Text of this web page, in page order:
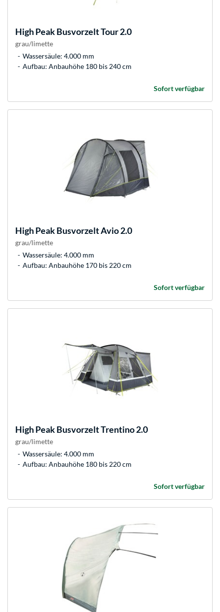
High PeakBusvorzelt Tour 2.0
grau/limette
Wassersäule: 4.000 mm
Aufbau: Anbauhöhe 180 bis 240 cm
Sofort verfügbar
High PeakBusvorzelt Avio 2.0
grau/limette
Wassersäule: 4.000 mm
Aufbau: Anbauhöhe 170 bis 220 cm
Sofort verfügbar
High PeakBusvorzelt Trentino 2.0
grau/limette
Wassersäule: 4.000 mm
Aufbau: Anbauhöhe 180 bis 220 cm
Sofort verfügbar